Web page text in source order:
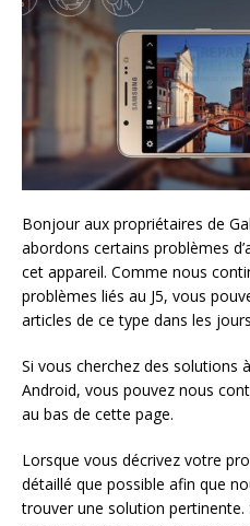
Bonjour aux propriétaires de
abordons certains problèmes
cet appareil. Comme nous
problèmes liés au J5, vous
articles de ce type dans les
Si vous cherchez des solutions
Android, vous pouvez nous
au bas de cette page.
Lorsque vous décrivez votre
détaillé que possible afin que
trouver une solution pertinente.